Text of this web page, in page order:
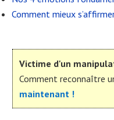
Comment mieux
Victime d'un
Comment reconnaître
maintenant !